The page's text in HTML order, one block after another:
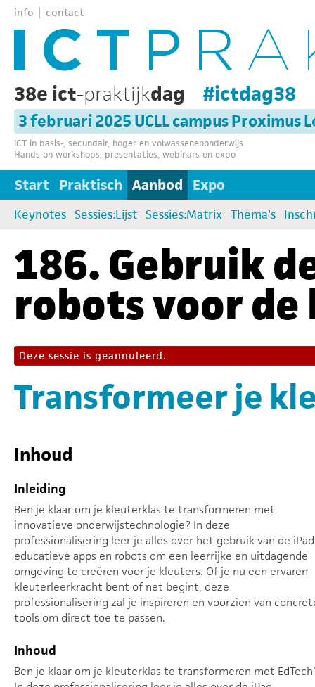
info contact
38e ict-praktijkdag #ictdag38
3 februari 2025 UCLL campus Proximus
ICT in basis-, secundair, hoger en volwassenenonderwijs
Hands-on workshops, presentaties, webinars en expo
Start Praktisch Aanbod Expo
Keynotes Sessies:Lijst Sessies:Matrix Thema's
186. Gebruik
robots voor
Deze sessie is geannuleerd.
Transformeer je
Inhoud
Inleiding
Ben je klaar om je kleuterklas te transformeren met
innovatieve onderwijstechnologie? In deze
professionalisering leer je alles over het gebruik van de
educatieve apps en robots om een leerrijke en uitdagende
omgeving te creëren voor je kleuters. Of je nu een ervaren
kleuterleerkracht bent of net begint, deze
professionalisering zal je inspireren en voorzien van
tools om direct toe te passen.
Inhoud
Ben je klaar om je kleuterklas te transformeren met